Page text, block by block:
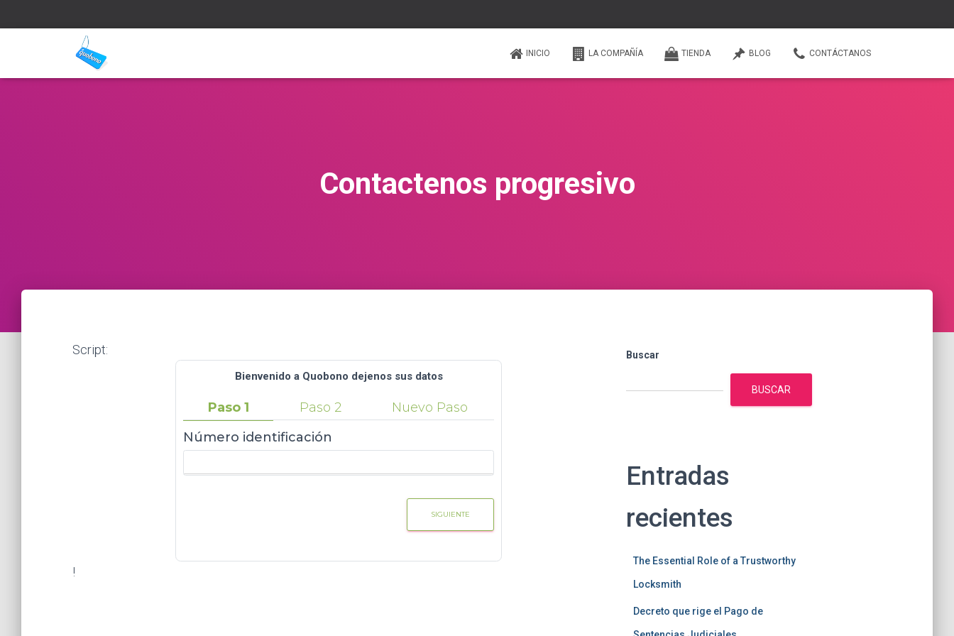
INICIO LA COMPAÑÍA TIENDA BLOG CONTÁCTANOS
Contactenos progresivo
Script:
Bienvenido a Quobono dejenos sus datos
Paso 1 Paso 2
Nuevo Paso
Número identificación
SIGUIENTE
!
Buscar
BUSCAR
Entradas
recientes
The Essential Role of a Trustworthy
Locksmith
Decreto que rige el Pago de